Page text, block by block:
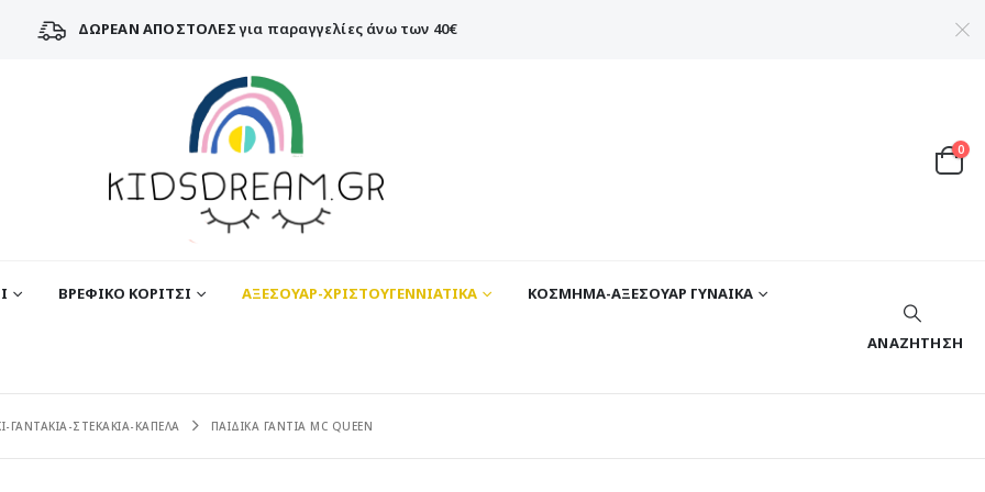
ΔΩΡΕΑΝ ΑΠΟΣΤΟΛΕΣγια παραγγελίες άνω των 40€
0
ΒΡΕΦΙΚΟ ΚΟΡΙΤΣΙ ΑΞΕΣΟΥΑΡ-ΧΡΙΣΤΟΥΓΕΝΝΙΑΤΙΚΑ ΚΟΣΜΗΜΑ-ΑΞΕΣΟΥΑΡ ΓΥΝΑΙΚΑ
ΑΝΑΖΉΤΗΣΗ
ΓΑΝΤΑΚΙΑ-ΣΤΕΚΑΚΙΑ-ΚΑΠΕΛΑ ΠΑΙΔΙΚΑ ΓΑΝΤΙΑ MC QUEEN